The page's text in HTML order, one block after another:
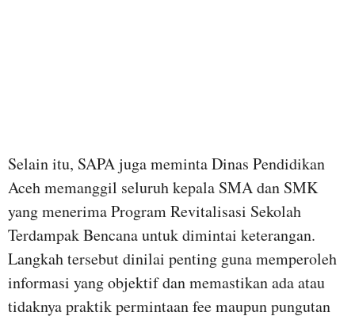
Selain itu, SAPA juga meminta Dinas Pendidikan
Aceh memanggil seluruh kepala SMA dan SMK
yang menerima Program Revitalisasi Sekolah
Terdampak Bencana untuk dimintai keterangan.
Langkah tersebut dinilai penting guna memperoleh
informasi yang objektif dan memastikan ada atau
tidaknya praktik permintaan fee maupun pungutan